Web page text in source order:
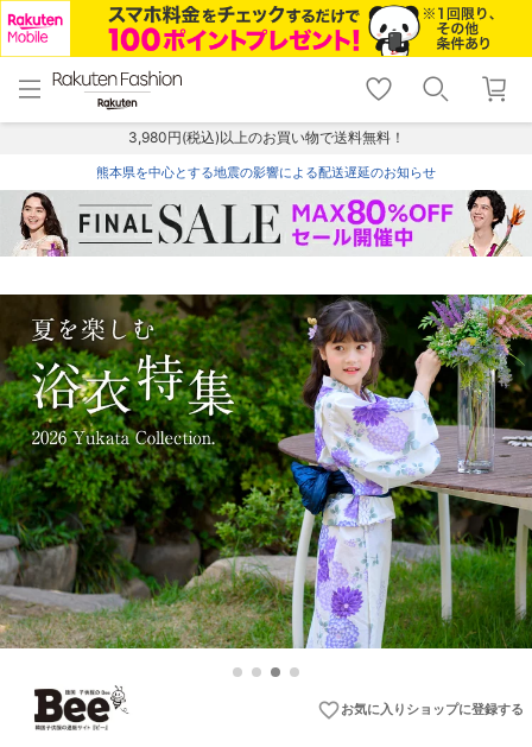
menu home
トップ
shopping_cart lock_outline
ログイン
3,980円(税込)以上のお買い物で送料無料！
熊本県を中心とする地震の影響による配送遅延のお知らせ
favorite_borderお気に入りショップに登録する